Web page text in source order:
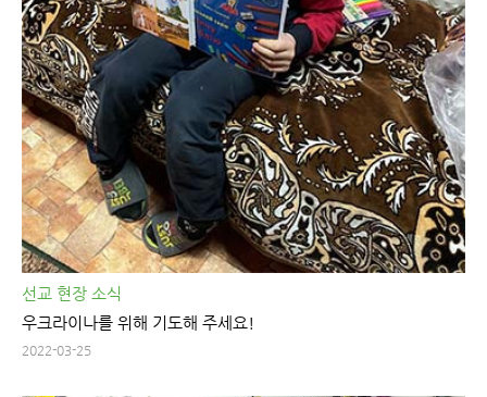
선교 현장 소식
우크라이나를 위해 기도해 주세요!
2022-03-25